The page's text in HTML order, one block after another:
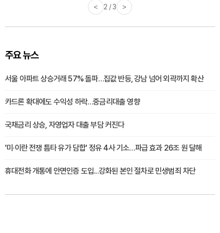
< 2 / 3 >
주요 뉴스
서울 아파트 상승거래 57% 돌파…집값 반등, 강남 넘어 외곽까지 확산
카드론 확대에도 수익성 하락…중금리대출 영향
국채금리 상승, 자영업자 대출 부담 커진다
'미·이란 전쟁 틈타 유가 담합' 정유 4사 기소…파급 효과 26조 원 달해
휴대전화 개통에 안면인증 도입...강화된 본인 절차로 민생범죄 차단